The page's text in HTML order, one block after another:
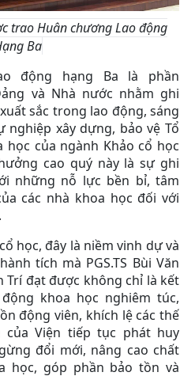
trao Huân chương Lao động
Ba
động hạng Ba là phần
và Nhà nước nhằm ghi
sắc trong lao động, sáng
nghiệp xây dựng, bảo vệ Tổ
học của ngành Khảo cổ học
cao quý này là sự ghi
những nỗ lực bền bỉ, tâm
các nhà khoa học đối với
học, đây là niềm vinh dự và
tích mà PGS.TS Bùi Văn
Trí đạt được không chỉ là kết
khoa học nghiêm túc,
động viên, khích lệ các thế
Viện tiếp tục phát huy
đổi mới, nâng cao chất
học, góp phần bảo tồn và